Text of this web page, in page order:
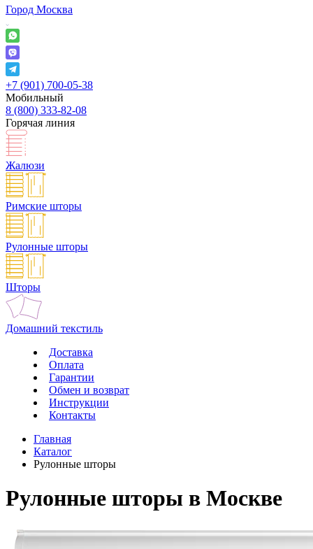
Город Москва
+7 (901) 700-05-38
Мобильный
8 (800) 333-82-08
Горячая линия
Жалюзи
Римские шторы
Рулонные шторы
Шторы
Домашний текстиль
Доставка
Оплата
Гарантии
Обмен и возврат
Инструкции
Контакты
Главная
Каталог
Рулонные шторы
Рулонные шторы в Москве